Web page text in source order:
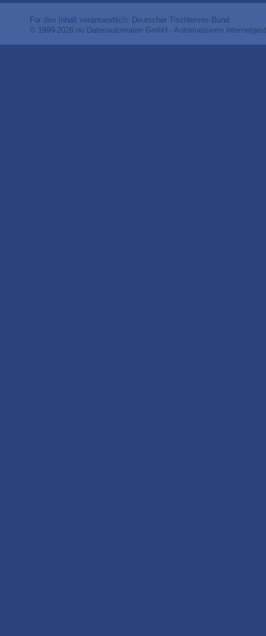
Für den Inhalt verantwortlich: Deutscher Tischtennis-Bund
© 1999-2026 nu Datenautomaten GmbH - Automatisierte